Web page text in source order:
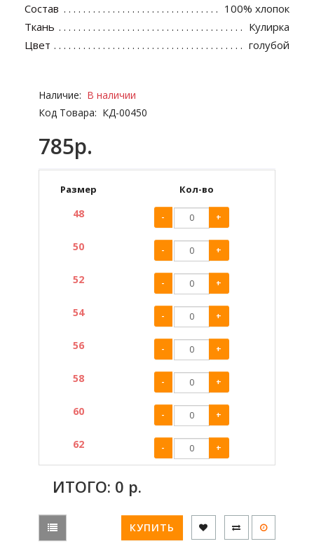
Состав
100% хлопок
Ткань
Кулирка
Цвет
голубой
Наличие: В наличии
Код Товара: КД-00450
785р.
Размер Кол-во
48 - +
50 - +
52 - +
54 - +
56 - +
58 - +
60 - +
62 - +
ИТОГО: 0 р.
КУПИТЬ